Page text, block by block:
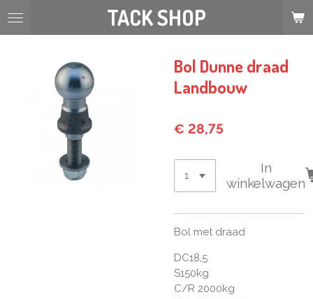
Ga
hoofdinhoud
TACK SHOP
Bol Dunne draad
Landbouw
€ 28,75
In
winkelwagen
Bol met draad
DC18,5
S150kg
C/R 2000kg